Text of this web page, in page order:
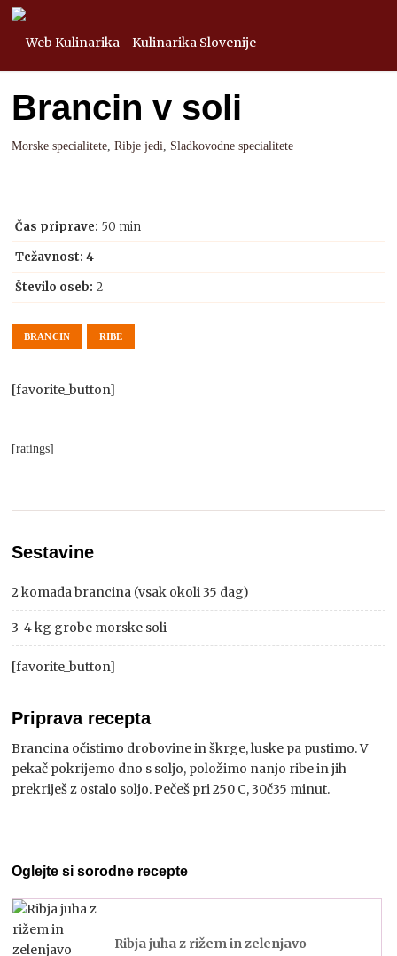
Brancin v soli
Morske specialitete,Ribje jedi, Sladkovodne specialitete
Čas priprave: 50 min
Težavnost: 4
Število oseb: 2
BRANCIN RIBE
[favorite_button]
[ratings]
Sestavine
2 komada brancina (vsak okoli 35 dag)
3-4 kg grobe morske soli
[favorite_button]
Priprava recepta
Brancina očistimo drobovine in škrge, luske pa pustimo. V
pekač pokrijemo dno s soljo, položimo nanjo ribe in jih
prekriješ z ostalo soljo. Pečeš pri 250 C, 30č35 minut.
Oglejte si sorodne recepte
Ribja juha z rižem in zelenjavo